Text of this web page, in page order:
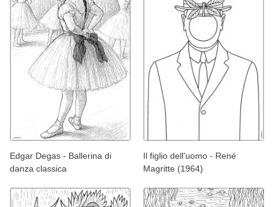
Edgar Degas - Ballerina di
danza classica
Il figlio dell'uomo - René
Magritte (1964)